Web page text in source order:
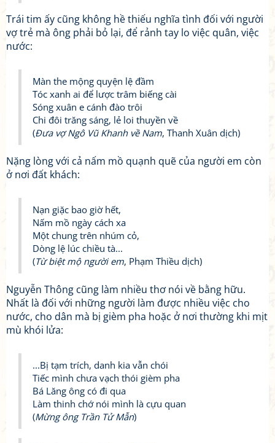
Trái tim ấy cũng không hề thiếu nghĩa tình đối với người
vợ trẻ mà ông phải bỏ lại, để rảnh tay lo việc quân, việc
nước:
Màn the mộng quyện lệ đầm
Tóc xanh ai để lược trâm biếng cài
Sóng xuân e cánh đào trôi
Chi đôi trăng sáng, lẻ loi thuyền về
(Đưa vợ Ngô Vũ Khanh về Nam, Thanh Xuân dịch)
Nặng lòng với cả nấm mồ quạnh quẽ của người em còn
ở nơi đất khách:
Nạn giặc bao giờ hết,
Nấm mồ ngày cách xa
Một chung trên nhúm cỏ,
Dòng lệ lúc chiều tà...
(Từ biệt mộ người em, Phạm Thiều dịch)
Nguyễn Thông cũng làm nhiều thơ nói về bằng hữu.
Nhất là đối với những người làm được nhiều việc cho
nước, cho dân mà bị gièm pha hoặc ở nơi thường khi mịt
mù khói lửa:
...Bị tạm trích, danh kia vẫn chói
Tiếc mình chưa vạch thói gièm pha
Bá Lăng ông có đi qua
Làm thinh chớ nói mình là cựu quan
(Mừng ông Trần Tử Mẫn)